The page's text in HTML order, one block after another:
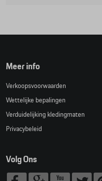
Meer info
Verkoopsvoorwaarden
Wettelijke bepalingen
Verduidelijking kledingmaten
Privacybeleid
Volg Ons